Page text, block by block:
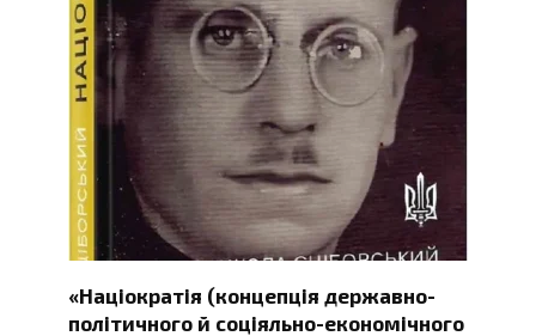
«Націократія (концепція державно-
політичного й соціяльно-економічного